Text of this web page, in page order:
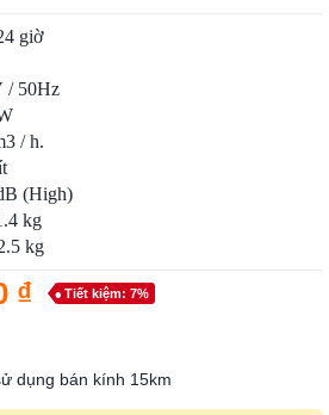
giờ
/ 50Hz
/ h.
(High)
kg
kg
₫ Tiết kiệm: 7%
dụng bán kính 15km